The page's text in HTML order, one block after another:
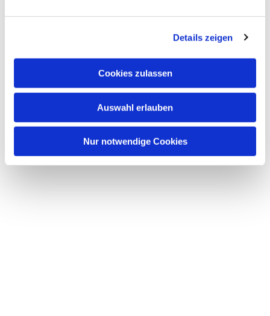
Details zeigen
Cookies zulassen
Auswahl erlauben
Nur notwendige Cookies
Dies könnte Sie auch
interessieren